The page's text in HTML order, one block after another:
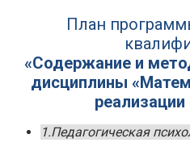
План
«Содержание и
дисциплины
1.Педагогическая